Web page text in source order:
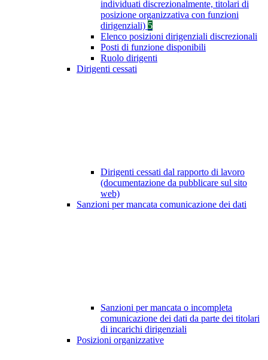
individuati discrezionalmente, titolari di
posizione organizzativa con funzioni
dirigenziali) 5
Elenco posizioni dirigenziali discrezionali
Posti di funzione disponibili
Ruolo dirigenti
Dirigenti cessati
Dirigenti cessati dal rapporto di lavoro
(documentazione da pubblicare sul sito
web)
Sanzioni per mancata comunicazione dei dati
Sanzioni per mancata o incompleta
comunicazione dei dati da parte dei titolari
di incarichi dirigenziali
Posizioni organizzative